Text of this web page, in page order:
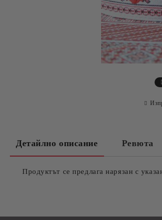
Детайлно описание Ревюта
Продуктът се предлага нарязан с